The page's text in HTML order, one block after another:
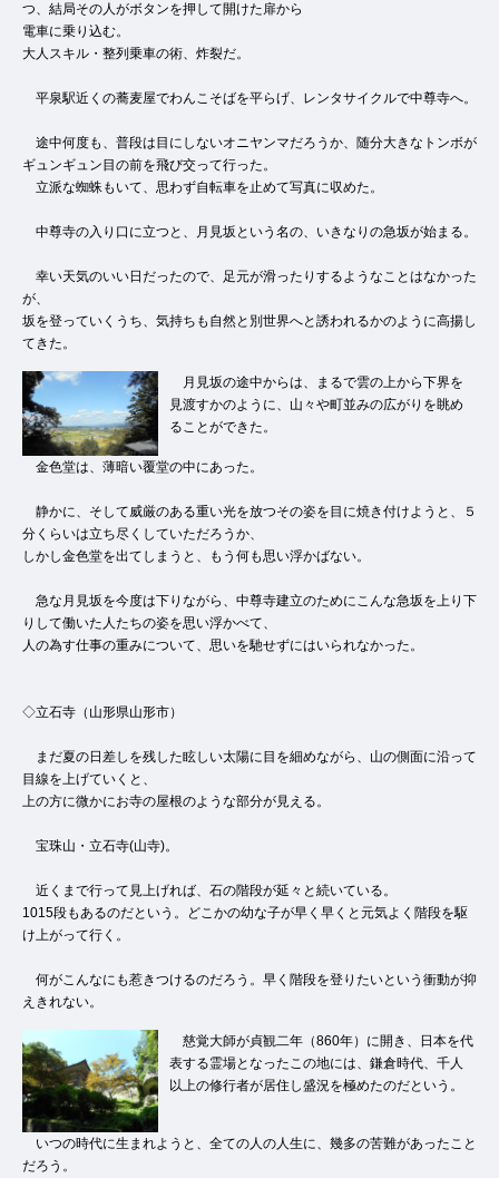
つ、結局その人がボタンを押して開けた扉から
電車に乗り込む。
大人スキル・整列乗車の術、炸裂だ。
平泉駅近くの蕎麦屋でわんこそばを平らげ、レンタサイクルで中尊寺へ。
途中何度も、普段は目にしないオニヤンマだろうか、随分大きなトンボが
ギュンギュン目の前を飛び交って行った。
立派な蜘蛛もいて、思わず自転車を止めて写真に収めた。
中尊寺の入り口に立つと、月見坂という名の、いきなりの急坂が始まる。
幸い天気のいい日だったので、足元が滑ったりするようなことはなかった
が、
坂を登っていくうち、気持ちも自然と別世界へと誘われるかのように高揚し
てきた。
月見坂の途中からは、まるで雲の上から下界を
見渡すかのように、山々や町並みの広がりを眺め
ることができた。
金色堂は、薄暗い覆堂の中にあった。
静かに、そして威厳のある重い光を放つその姿を目に焼き付けようと、５
分くらいは立ち尽くしていただろうか、
しかし金色堂を出てしまうと、もう何も思い浮かばない。
急な月見坂を今度は下りながら、中尊寺建立のためにこんな急坂を上り下
りして働いた人たちの姿を思い浮かべて、
人の為す仕事の重みについて、思いを馳せずにはいられなかった。
◇立石寺（山形県山形市）
まだ夏の日差しを残した眩しい太陽に目を細めながら、山の側面に沿って
目線を上げていくと、
上の方に微かにお寺の屋根のような部分が見える。
宝珠山・立石寺(山寺)。
近くまで行って見上げれば、石の階段が延々と続いている。
1015段もあるのだという。どこかの幼な子が早く早くと元気よく階段を駆
け上がって行く。
何がこんなにも惹きつけるのだろう。早く階段を登りたいという衝動が抑
えきれない。
慈覚大師が貞観二年（860年）に開き、日本を代
表する霊場となったこの地には、鎌倉時代、千人
以上の修行者が居住し盛況を極めたのだという。
いつの時代に生まれようと、全ての人の人生に、幾多の苦難があったこと
だろう。